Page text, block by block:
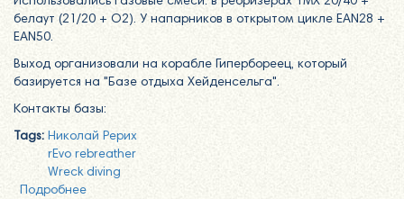
белаут (21/20 + O2). У напарников в открытом цикле EAN28 +
EAN50.
Выход организовали на корабле Гипербореец, который
базируется на "Базе отдыха Хейденсельга".
Контакты базы:
Tags: Николай Рерих
rEvo rebreather
Wreck diving
Подробнее